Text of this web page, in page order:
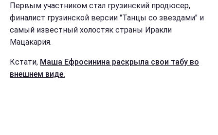
Первым участником стал грузинский продюсер,
финалист грузинской версии "Танцы со звездами" и
самый известный холостяк страны Иракли
Мацакария.
Кстати, Маша Ефросинина раскрыла свои табу во
внешнем виде.